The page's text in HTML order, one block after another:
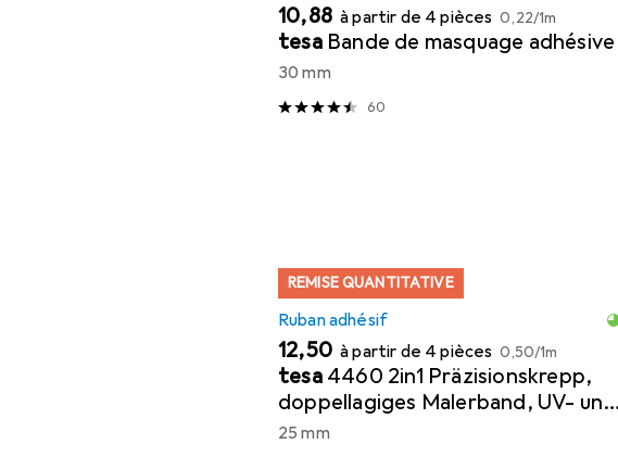
EUR
10,88 à partir de 4 pièces EUR
0,22/1m
tesa Bande de masquage adhésive
30 mm
60
REMISE QUANTITATIVE
Ruban adhésif
EUR
12,50 à partir de 4 pièces EUR
0,50/1m
tesa 4460 2in1 Präzisionskrepp,
doppellagiges Malerband, UV- und
wetterbeständig, 25mm x 25m
25 mm